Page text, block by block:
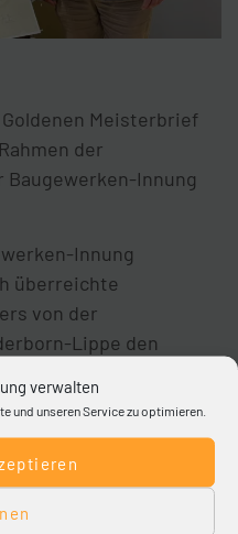
verwalten
und unseren Service zu optimieren.
Meisterbrief
der
Innung
Innung
überreichte
von der
Lippe den
und Michael